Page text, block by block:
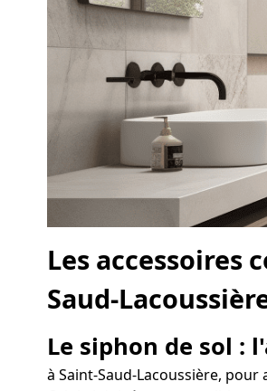
Les
Saud-
Le siphon de sol :
à Saint-Saud-Lacoussière,